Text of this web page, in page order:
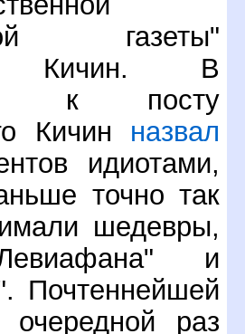
газеты"
Кичин. В
к посту
Кичин назвал
идиотами,
точно так
шедевры,
и
Почтеннейшей
очередной раз